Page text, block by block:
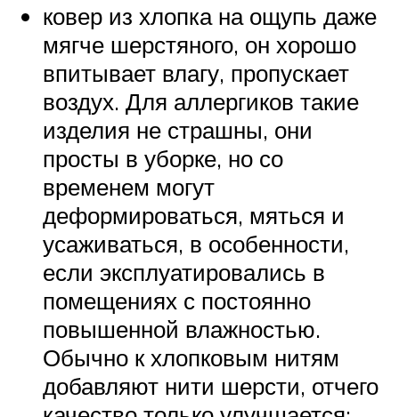
ковер из хлопка на ощупь даже
мягче шерстяного, он хорошо
впитывает влагу, пропускает
воздух. Для аллергиков такие
изделия не страшны, они
просты в уборке, но со
временем могут
деформироваться, мяться и
усаживаться, в особенности,
если эксплуатировались в
помещениях с постоянно
повышенной влажностью.
Обычно к хлопковым нитям
добавляют нити шерсти, отчего